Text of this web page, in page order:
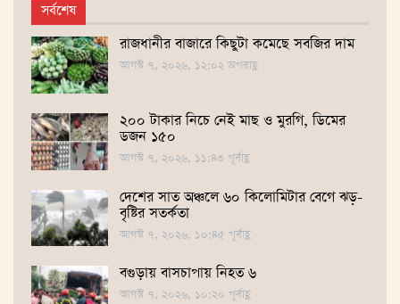
সর্বশেষ
রাজধানীর বাজারে কিছুটা কমেছে সবজির দাম
আগস্ট ৭, ২০২৬, ১২:০২ অপরাহ্ণ
২০০ টাকার নিচে নেই মাছ ও মুরগি, ডিমের
ডজন ১৫০
আগস্ট ৭, ২০২৬, ১১:৪৩ পূর্বাহ্ণ
দেশের সাত অঞ্চলে ৬০ কিলোমিটার বেগে ঝড়-
বৃষ্টির সতর্কতা
আগস্ট ৭, ২০২৬, ১০:৪৫ পূর্বাহ্ণ
বগুড়ায় বাসচাপায় নিহত ৬
আগস্ট ৭, ২০২৬, ১০:২০ পূর্বাহ্ণ